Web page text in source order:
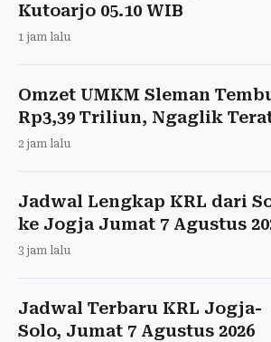
Kutoarjo 05.10 WIB
1 jam lalu
Omzet UMKM Sleman
Rp3,39 Triliun, Ngaglik
2 jam lalu
Jadwal Lengkap KRL dari
ke Jogja Jumat 7 Agustus
3 jam lalu
Jadwal Terbaru KRL Jogja-
Solo, Jumat 7 Agustus 2026